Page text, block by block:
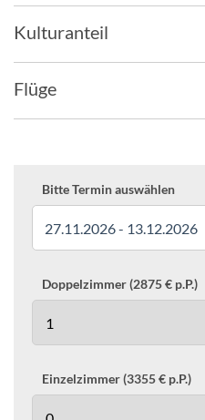
Kulturanteil
Flüge
Bitte Termin auswählen
27.11.2026 - 13.12.2026
Doppelzimmer (2875 € p.P.)
Einzelzimmer (3355 € p.P.)